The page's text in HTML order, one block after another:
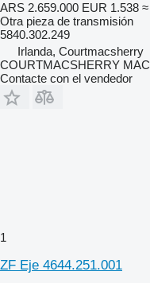
ARS 2.659.000 EUR 1.538
Otra pieza de transmisión
5840.302.249
Irlanda, Courtmacsherry
COURTMACSHERRY
Contacte con el vendedor
1
ZF Eje 4644.251.001